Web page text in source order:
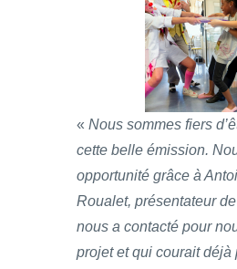
« Nous sommes fiers
cette belle émission.
opportunité grâce à
Roualet, présentateur
nous a contacté pour
projet et qui courait déjà